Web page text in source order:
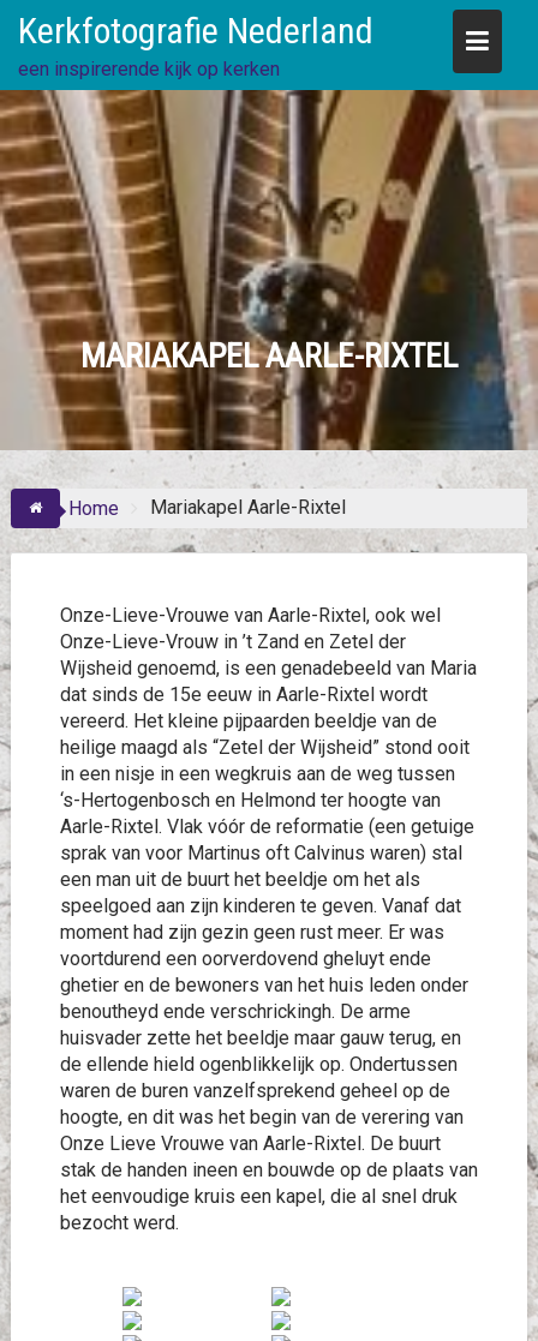
content
Kerkfotografie Nederland
een inspirerende kijk op kerken
MARIAKAPEL AARLE-RIXTEL
Home Mariakapel Aarle-Rixtel
Onze-Lieve-Vrouwe van Aarle-Rixtel, ook wel
Onze-Lieve-Vrouw in ’t Zand en Zetel der
Wijsheid genoemd, is een genadebeeld van Maria
dat sinds de 15e eeuw in Aarle-Rixtel wordt
vereerd. Het kleine pijpaarden beeldje van de
heilige maagd als “Zetel der Wijsheid” stond ooit
in een nisje in een wegkruis aan de weg tussen
‘s-Hertogenbosch en Helmond ter hoogte van
Aarle-Rixtel. Vlak vóór de reformatie (een getuige
sprak van voor Martinus oft Calvinus waren) stal
een man uit de buurt het beeldje om het als
speelgoed aan zijn kinderen te geven. Vanaf dat
moment had zijn gezin geen rust meer. Er was
voortdurend een oorverdovend gheluyt ende
ghetier en de bewoners van het huis leden onder
benoutheyd ende verschrickingh. De arme
huisvader zette het beeldje maar gauw terug, en
de ellende hield ogenblikkelijk op. Ondertussen
waren de buren vanzelfsprekend geheel op de
hoogte, en dit was het begin van de verering van
Onze Lieve Vrouwe van Aarle-Rixtel. De buurt
stak de handen ineen en bouwde op de plaats van
het eenvoudige kruis een kapel, die al snel druk
bezocht werd.